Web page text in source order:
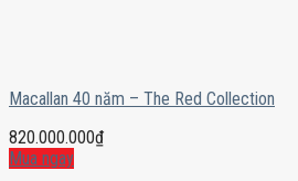
Macallan 40 năm – The Red Collection
820.000.000₫
Mua ngay